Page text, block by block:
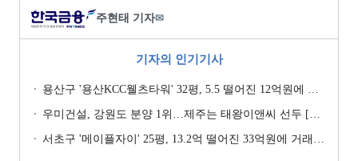
주현태 기자✉
기자의 인기기사
용산구 '용산KCC웰츠타워' 32평, 5.5 떨어진 12억원에 거래 [일일 하락가]
우미건설, 강원도 분양 1위…제주는 태왕이앤씨 선두 [이 지역 분양왕-강원·제주]
서초구 '메이플자이' 25평, 13.2억 떨어진 33억원에 거래 [일일 하락가]